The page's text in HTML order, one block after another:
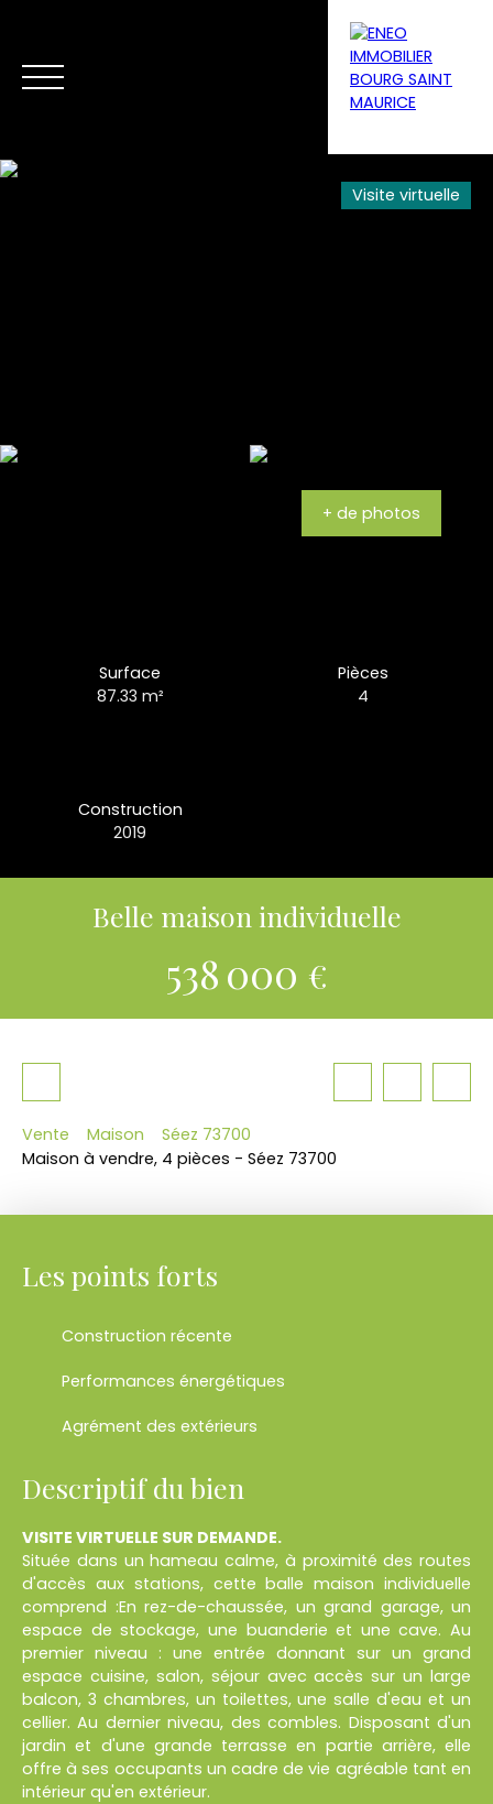
Visite virtuelle
+ de photos
Surface
87.33 m²
Pièces
4
Construction
2019
Belle maison individuelle
538 000 €
Vente Maison
Séez 73700
Maison à vendre, 4 pièces - Séez 73700
Les points forts
Construction récente
Performances énergétiques
Agrément des extérieurs
Descriptif du bien
VISITE VIRTUELLE SUR DEMANDE.
Située dans un hameau calme, à proximité des routes
d'accès aux stations, cette balle maison individuelle
comprend :En rez-de-chaussée, un grand garage, un
espace de stockage, une buanderie et une cave. Au
premier niveau : une entrée donnant sur un grand
espace cuisine, salon, séjour avec accès sur un large
balcon, 3 chambres, un toilettes, une salle d'eau et un
cellier. Au dernier niveau, des combles. Disposant d'un
jardin et d'une grande terrasse en partie arrière, elle
offre à ses occupants un cadre de vie agréable tant en
intérieur qu'en extérieur.